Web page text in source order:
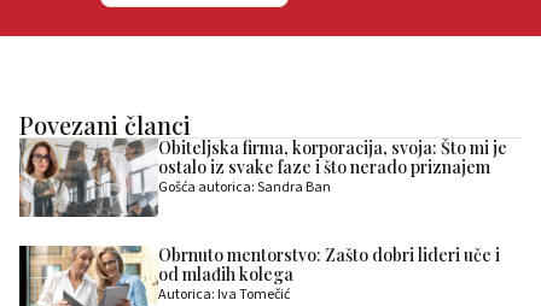
Povezani članci
Obiteljska firma, korporacija, svoja: Što mi je
ostalo iz svake faze i što nerado priznajem
Gošća autorica: Sandra Ban
Obrnuto mentorstvo: Zašto dobri lideri uče i
od mlađih kolega
Autorica: Iva Tomečić